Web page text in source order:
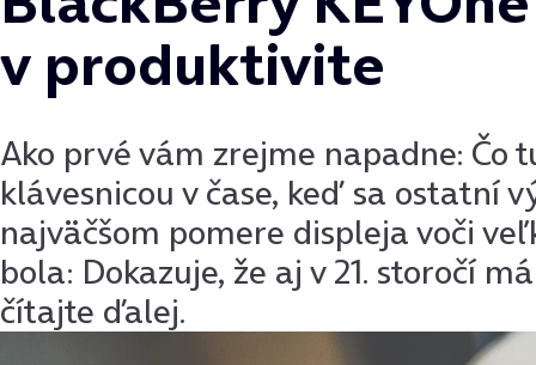
v produktivite
Ako prvé vám zrejme napadne: Čo
klávesnicou v čase, keď sa ostatní
najväčšom pomere displeja voči
bola: Dokazuje, že aj v 21. storočí
čítajte ďalej.